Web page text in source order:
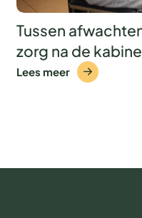
Tussen
zorg na de
Lees meer